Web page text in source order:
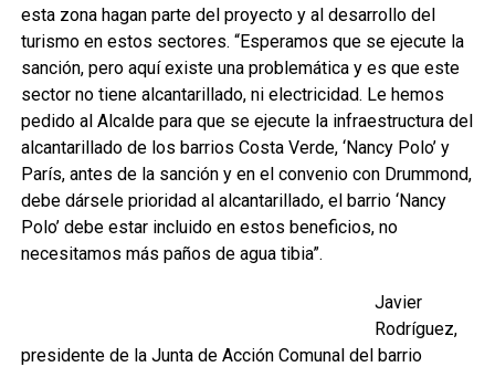
esta zona hagan parte del proyecto y al desarrollo del
turismo en estos sectores. “Esperamos que se ejecute la
sanción, pero aquí existe una problemática y es que este
sector no tiene alcantarillado, ni electricidad. Le hemos
pedido al Alcalde para que se ejecute la infraestructura del
alcantarillado de los barrios Costa Verde, ‘Nancy Polo’ y
París, antes de la sanción y en el convenio con Drummond,
debe dársele prioridad al alcantarillado, el barrio ‘Nancy
Polo’ debe estar incluido en estos beneficios, no
necesitamos más paños de agua tibia”.
Javier
Rodríguez,
presidente de la Junta de Acción Comunal del barrio